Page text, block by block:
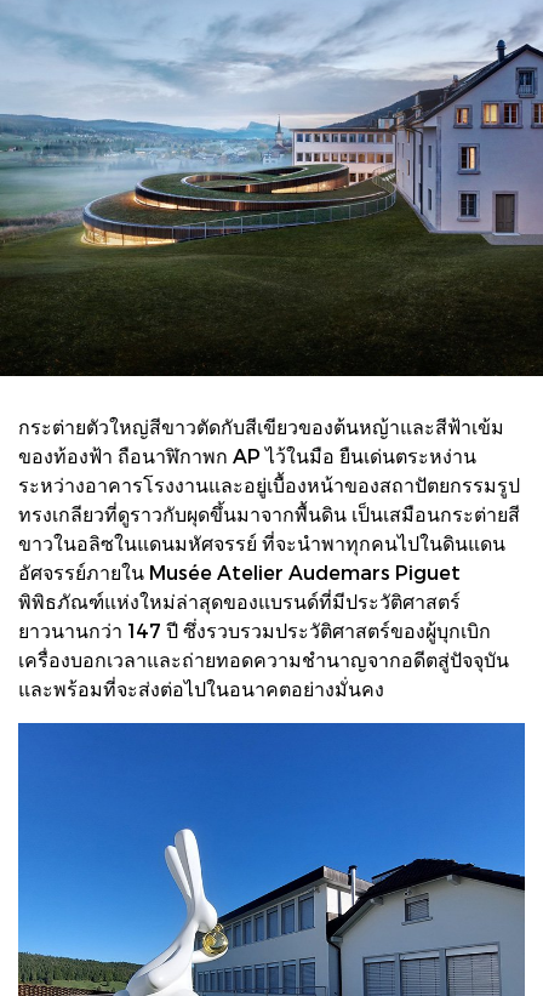
กระต่ายตัวใหญ่สีขาวตัดกับสีเขียวของต้นหญ้าและสีฟ้าเข้ม
ของท้องฟ้า ถือนาฬิกาพก AP ไว้ในมือ ยืนเด่นตระหง่าน
ระหว่างอาคารโรงงานและอยู่เบื้องหน้าของสถาปัตยกรรมรูป
ทรงเกลียวที่ดูราวกับผุดขึ้นมาจากพื้นดิน เป็นเสมือนกระต่ายสี
ขาวในอลิซในแดนมหัศจรรย์ ที่จะนำพาทุกคนไปในดินแดน
อัศจรรย์ภายใน Musée Atelier Audemars Piguet
พิพิธภัณฑ์แห่งใหม่ล่าสุดของแบรนด์ที่มีประวัติศาสตร์
ยาวนานกว่า 147 ปี ซึ่งรวบรวมประวัติศาสตร์ของผู้บุกเบิก
เครื่องบอกเวลาและถ่ายทอดความชำนาญจากอดีตสู่ปัจจุบัน
และพร้อมที่จะส่งต่อไปในอนาคตอย่างมั่นคง